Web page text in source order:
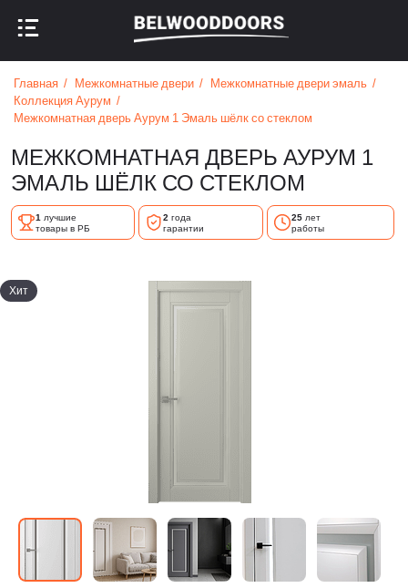
НАЗАД В МЕНЮ
НАЗАД В МЕНЮ
Главная Межкомнатные двери
Межкомнатные двери эмаль
Коллекция Аурум
Межкомнатная дверь Аурум 1 Эмаль шёлк со стеклом
МЕЖКОМНАТНАЯ ДВЕРЬ АУРУМ 1
ЭМАЛЬ ШЁЛК СО СТЕКЛОМ
1 лучшие
товары в РБ
2 года
гарантии
25лет
работы
Хит